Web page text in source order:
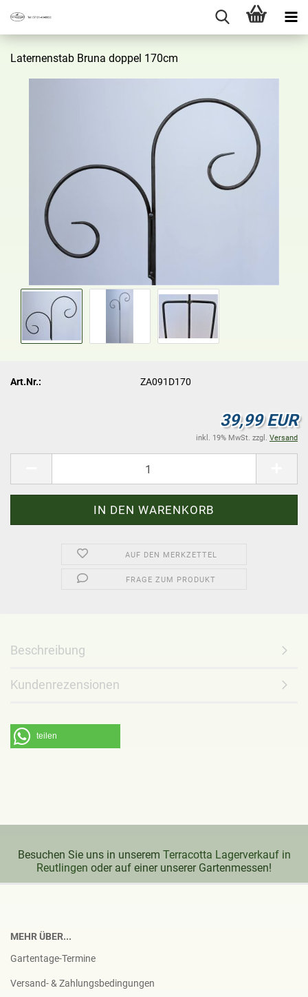
La­ter­nen­stab Bruna dop­pel 170cm
Art.Nr.: ZA091D170
39,99 EUR
inkl. 19% MwSt. zzgl. Versand
AUF DEN MERKZETTEL
FRAGE ZUM PRODUKT
Beschreibung
Kundenrezensionen
teilen
Besuchen Sie uns in unserem Terracotta Lagerverkauf in
Reutlingen oder auf einer unserer Gartenmessen!
MEHR ÜBER...
Gartentage-Termine
Versand- & Zahlungsbedingungen